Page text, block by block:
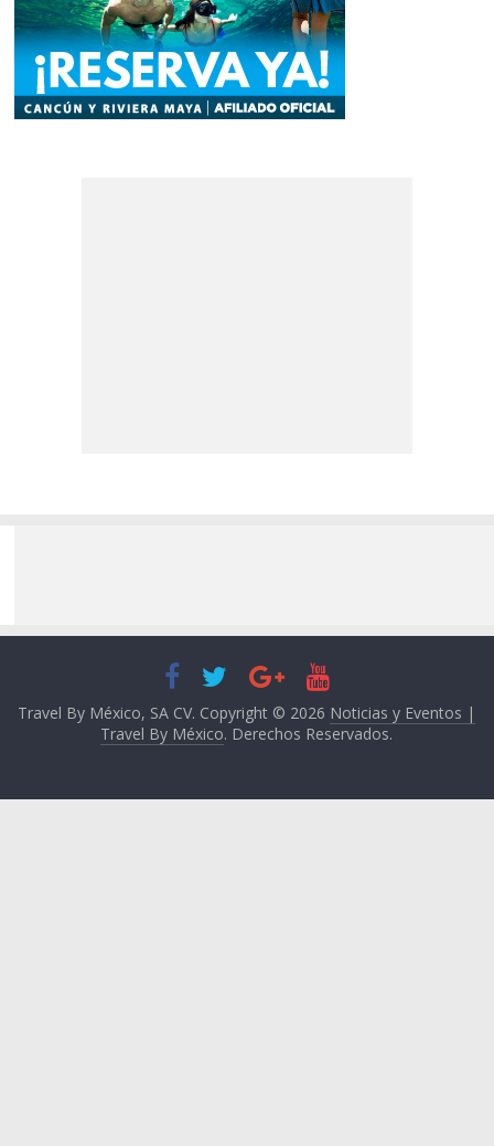
Travel By México, SA CV. Copyright © 2026 Noticias y Eventos |
Travel By México. Derechos Reservados.